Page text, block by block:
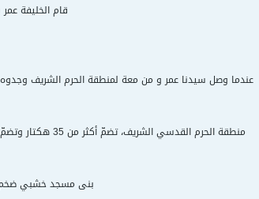
قام الخليفة
عندما وصل سيدنا عمر و من معة لمنطقة الحرم الشريف
منطقة الحرم
بنى مسجد خشبي ضخم